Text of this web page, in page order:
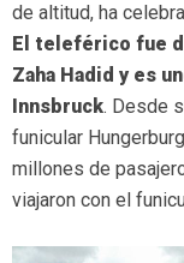
de altitud, ha
El teleférico fue
Zaha Hadid y es
Innsbruck. Desde
funicular
millones de
viajaron con el